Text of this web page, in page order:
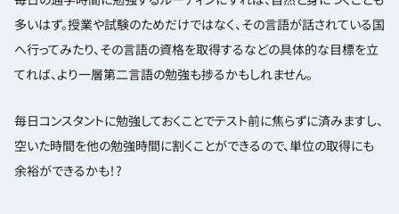
において英検準１級は進路の視野を広げてくれ
る...
多いはず。授業や試験のためだけではなく、その言語が話されている国
へ行ってみたり、その言語の資格を取得するなどの具体的な目標を立
てれば、より一層第二言語の勉強も捗るかもしれません。
毎日コンスタントに勉強しておくことでテスト前に焦らずに済みますし、
空いた時間を他の勉強時間に割くことができるので、単位の取得にも
余裕ができるかも！?